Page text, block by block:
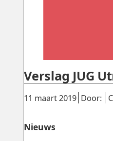
Gepubliceerd:
11 maart 2019. Door:
Verslag JUG
Nieuws